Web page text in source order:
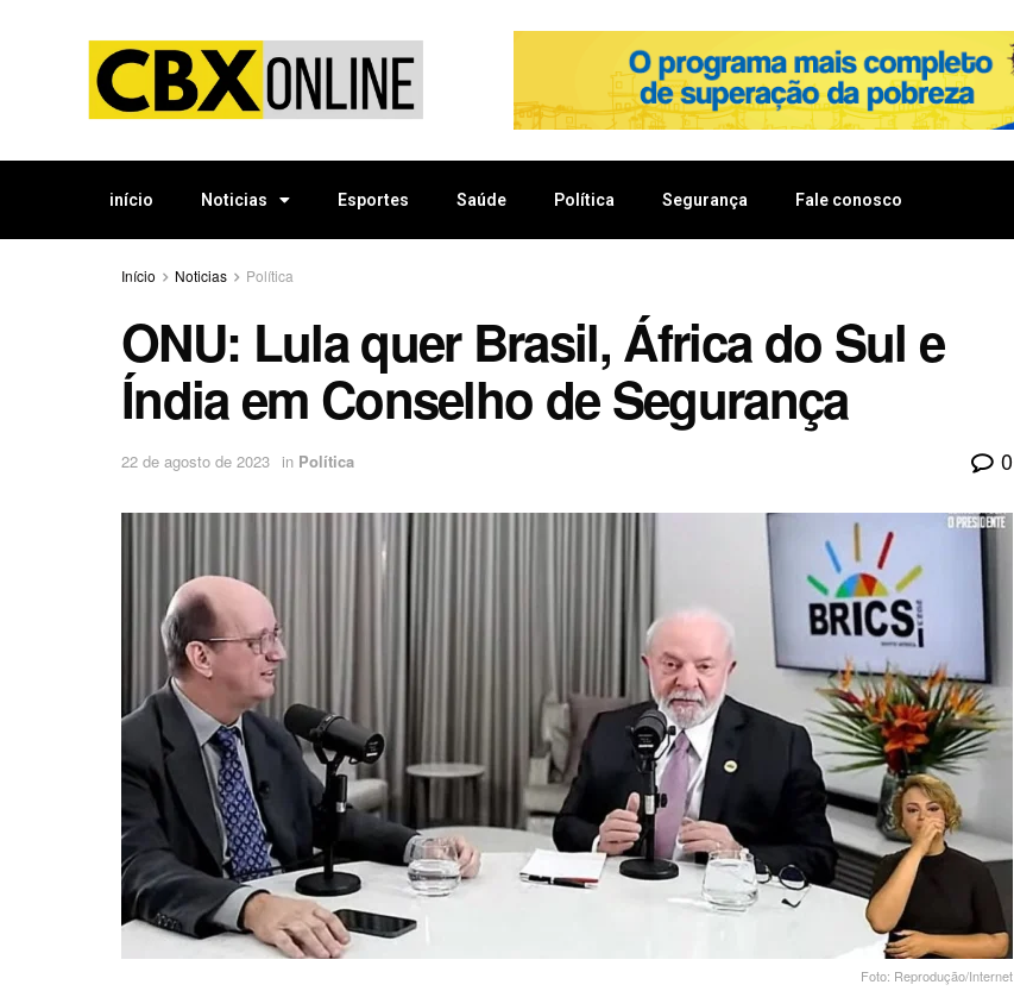
início Noticias Esportes Saúde Política Segurança Fale conosco
Início Noticias Política
ONU: Lula quer Brasil, África do Sul e
Índia em Conselho de Segurança
22 de agosto de 2023 in Política 0
Foto: Reprodução/Internet